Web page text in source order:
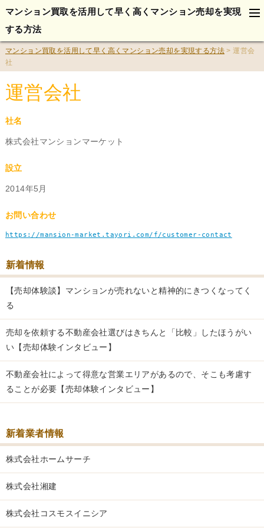
マンション買取を活用して早く高くマンション売却を実現
する方法
マンション買取を活用して早く高くマンション売却を実現する方法>運営会
社
運営会社
社名
株式会社マンションマーケット
設立
2014年5月
お問い合わせ
https://mansion-market.tayori.com/f/customer-contact
新着情報
【売却体験談】マンションが売れないと精神的にきつくなってく
る
売却を依頼する不動産会社選びはきちんと「比較」したほうがい
い【売却体験インタビュー】
不動産会社によって得意な営業エリアがあるので、そこも考慮す
ることが必要【売却体験インタビュー】
新着業者情報
株式会社ホームサーチ
株式会社湘建
株式会社コスモスイニシア